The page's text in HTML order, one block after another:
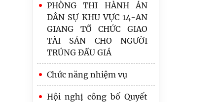
PHÒNG THI HÀNH ÁN
DÂN SỰ KHU VỰC 14-AN
GIANG TỔ CHỨC GIAO
TÀI SẢN CHO NGƯỜI
TRÚNG ĐẤU GIÁ
Chức năng nhiệm vụ
Hội nghị công bố Quyết